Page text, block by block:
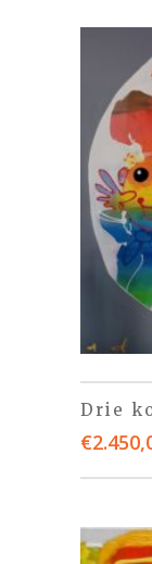
Drie
€